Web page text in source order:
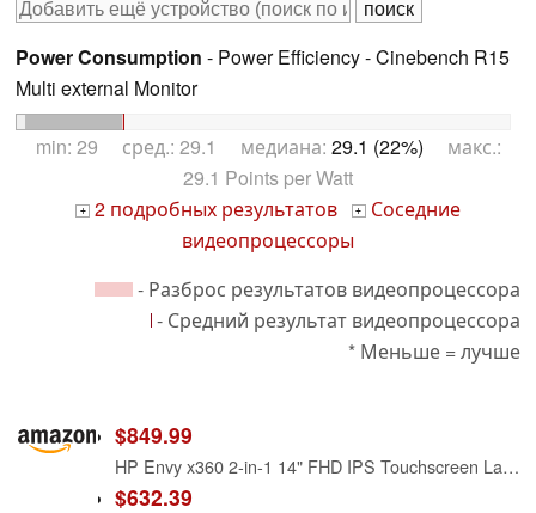
Power Consumption - Power Efficiency - Cinebench R15
Multi external Monitor
min: 29 сред.: 29.1 медиана: 29.1 (22%) макс.:
29.1 Points per Watt
+ 2 подробных результатов + Соседние
видеопроцессоры
- Разброс результатов видеопроцессора
- Средний результат видеопроцессора
* Меньше = лучше
$849.99
HP Envy x360 2-in-1 14" FHD IPS Touchscreen Laptop Intel Core i5-1335U(Beats i7-1260U) Backlit KB Fingerprint Reader, Windows 11 | Natural Silver (8GB RAM | 512GB SSD) (14 inch)
$632.39